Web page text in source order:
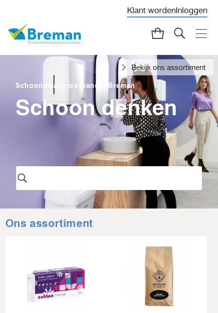
Klant wordenInloggen
Schoonmaakgroothandel Breman
Schoon denken
Bekijk ons assortiment
Ons assortiment